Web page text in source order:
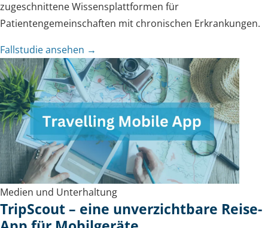
zugeschnittene Wissensplattformen für
Patientengemeinschaften mit chronischen Erkrankungen.
Fallstudie ansehen →
Medien und Unterhaltung
TripScout – eine unverzichtbare Reise-